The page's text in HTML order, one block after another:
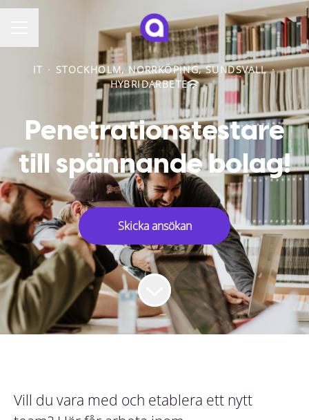
IT · STOCKHOLM, NORRKÖPING, SUNDSVALL ·
HYBRIDARBETE
Penetrationstestare
till spännande bolag!
Skicka ansökan
Vill du vara med och etablera ett nytt